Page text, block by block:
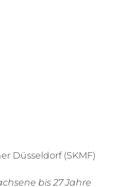
Düsseldorf (SKMF)
bis 27 Jahre